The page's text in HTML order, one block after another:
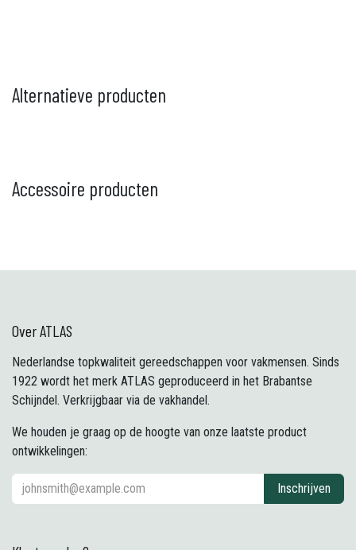
Alternatieve producten
Accessoire producten
Over ATLAS
Nederlandse topkwaliteit gereedschappen voor vakmensen. Sinds
1922 wordt het merk ATLAS geproduceerd in het Brabantse
Schijndel. Verkrijgbaar via de vakhandel.
We houden je graag op de hoogte van onze laatste product
ontwikkelingen:
Inschrijven